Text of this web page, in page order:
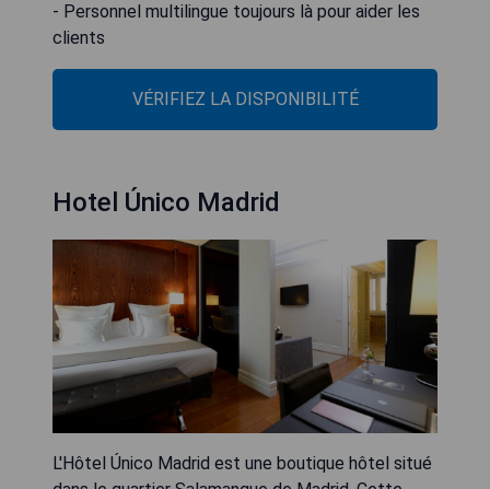
- Personnel multilingue toujours là pour aider les
clients
VÉRIFIEZ LA DISPONIBILITÉ
Hotel Único Madrid
L'Hôtel Único Madrid est une boutique hôtel situé